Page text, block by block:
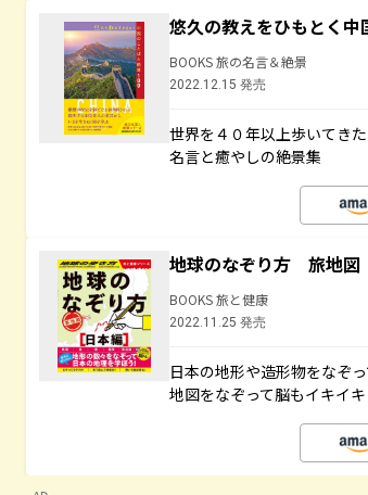
悠久の教えをひもとく中
BOOKS 旅の名言＆絶景
2022.12.15 発売
世界を４０年以上歩いてき
名言と癒やしの絶景集
地球のなぞり方 旅地
BOOKS 旅と健康
2022.11.25 発売
日本の地形や造形物をなぞ
地図をなぞって脳もイキイキ